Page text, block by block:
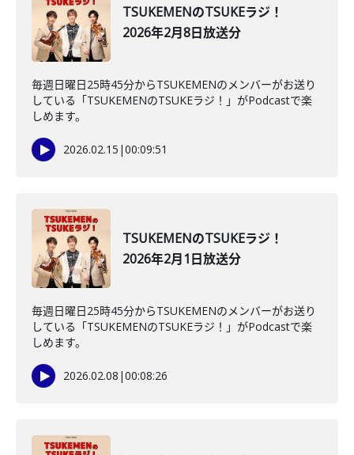
TSUKEMENのTSUKEラジ！
2026年2月8日放送分
毎週日曜日25時45分からTSUKEMENのメンバーがお送り
している「TSUKEMENのTSUKEラジ！」がPodcastで楽
しめます。
2026.02.15 |00:09:51
TSUKEMENのTSUKEラジ！
2026年2月1日放送分
毎週日曜日25時45分からTSUKEMENのメンバーがお送り
している「TSUKEMENのTSUKEラジ！」がPodcastで楽
しめます。
2026.02.08 |00:08:26